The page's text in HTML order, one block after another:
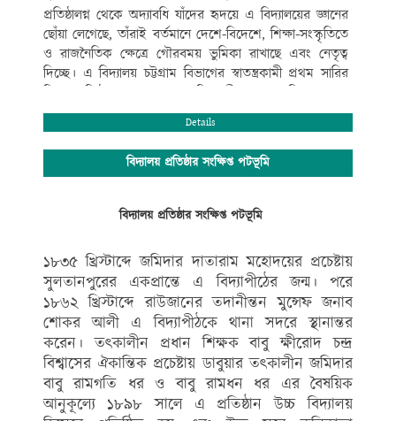
প্রতিষ্ঠালগ্ন থেকে অদ্যাবধি যাঁদের হৃদয়ে এ বিদ্যালয়ের জ্ঞানের
ছোঁয়া লেগেছে, তাঁরাই বর্তমানে দেশে-বিদেশে, শিক্ষা-সংস্কৃতিতে
ও রাজনৈতিক ক্ষেত্রে গৌরবময় ভুমিকা রাখাছে এবং নেতৃত্ব
দিচ্ছে। এ বিদ্যালয় চট্টগ্রাম বিভাগের স্বাতন্ত্রকামী প্রথম সারির
শিক্ষা প্রতিষ্ঠান গুলোর মধ্যে অতি প্রাচীনতম। এ বিদ্যালয় শুধু
আধুনিক যুগপোযোগী ও মানসম্মত শিক্ষাদানে বিশেষত্ব অর্জনে
সীমাবদ্ধ তা নয়,বই কেন্দ্রিক শিক্ষার পাশাপাশি নৈতিক শিক্ষা,
সহ-পাঠ ক্রমিক শিক্ষাকে অত্যন্ত গুরুত্ব দিয়ে থাকে।
বিদ্যালয়ের সুশৃংখল ও সু-পরিকল্পিত কার্যক্রম ও পদ্ধতিগত
কৃতিত্বের স্বাক্ষর রেখে বিদ্যালয়ের সুনাম বৃদ্ধি করেছে। এরই
ফলে গণপ্রজাতন্ত্রী বাংলাদেশ সরকারের মাননীয় প্রধানমন্ত্রী শেখ
হাসিনা এর যুগান্তকারী পদক্ষেপ প্রত্যেক উপজেলায় মানসম্মত
একটি করে মাধ্যমিক স্কুল সরকারিকরণের ঘোষণানুযায়ী
মান্যবর সাংসদ জনাব
এ .বি. এম. ফজলে করিম চৌধুরী এমপি মহোদয়ের ঐকান্তিক
প্রচেষ্টায় গত ২৪/০৯/১৮ খ্রিঃ তারিখে সরকারিকরণের
প্রজ্ঞাপন আসে এবং সরকারিকরণ হয়। সরকারিকরণ হওয়ার
পেছনে যাদের অবদান সংশ্লিষ্ট জনকে বিদ্যালয়ের পক্ষ থেকে
অশেষ ধন্যবাদ ও কৃতজ্ঞতা জানাই।
এলাকার গণ্যমান্য ব্যক্তিগণের ইতিবাচক পরামর্শে ও অভিক্ষ
Details
বিদ্যালয় প্রতিষ্ঠার সংক্ষিপ্ত পটভূমি
বিদ্যালয় প্রতিষ্ঠার সংক্ষিপ্ত পটভূমি
১৮৩৫ খ্রিস্টাব্দে জমিদার দাতারাম মহোদয়ের প্রচেষ্টায়
সুলতানপুরের একপ্রান্তে এ বিদ্যাপীঠের জন্ম। পরে
১৮৬২ খ্রিস্টাব্দে রাউজানের তদানীন্তন মুন্সেফ জনাব
শোকর আলী এ বিদ্যাপীঠকে থানা সদরে স্থানান্তর
করেন। তৎকালীন প্রধান শিক্ষক বাবু ক্ষীরোদ চন্দ্র
বিশ্বাসের ঐকান্তিক প্রচেষ্টায় ডাবুয়ার তৎকালীন জমিদার
বাবু রামগতি ধর ও বাবু রামধন ধর এর বৈষয়িক
আনুকূল্যে ১৮৯৮ সালে এ প্রতিষ্ঠান উচ্চ বিদ্যালয়